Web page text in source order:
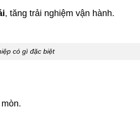
, tăng trải nghiệm vận hành.
có gì đặc biệt